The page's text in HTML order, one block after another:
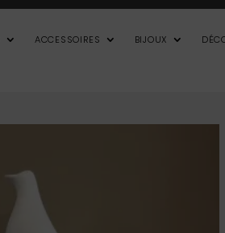
ACCESSOIRES BIJOUX